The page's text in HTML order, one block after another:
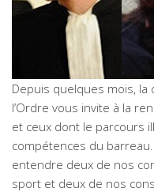
Depuis quelques mois, la
l’Ordre vous invite à la
et ceux dont le parcours
compétences du barreau.
entendre deux de nos
sport et deux de nos